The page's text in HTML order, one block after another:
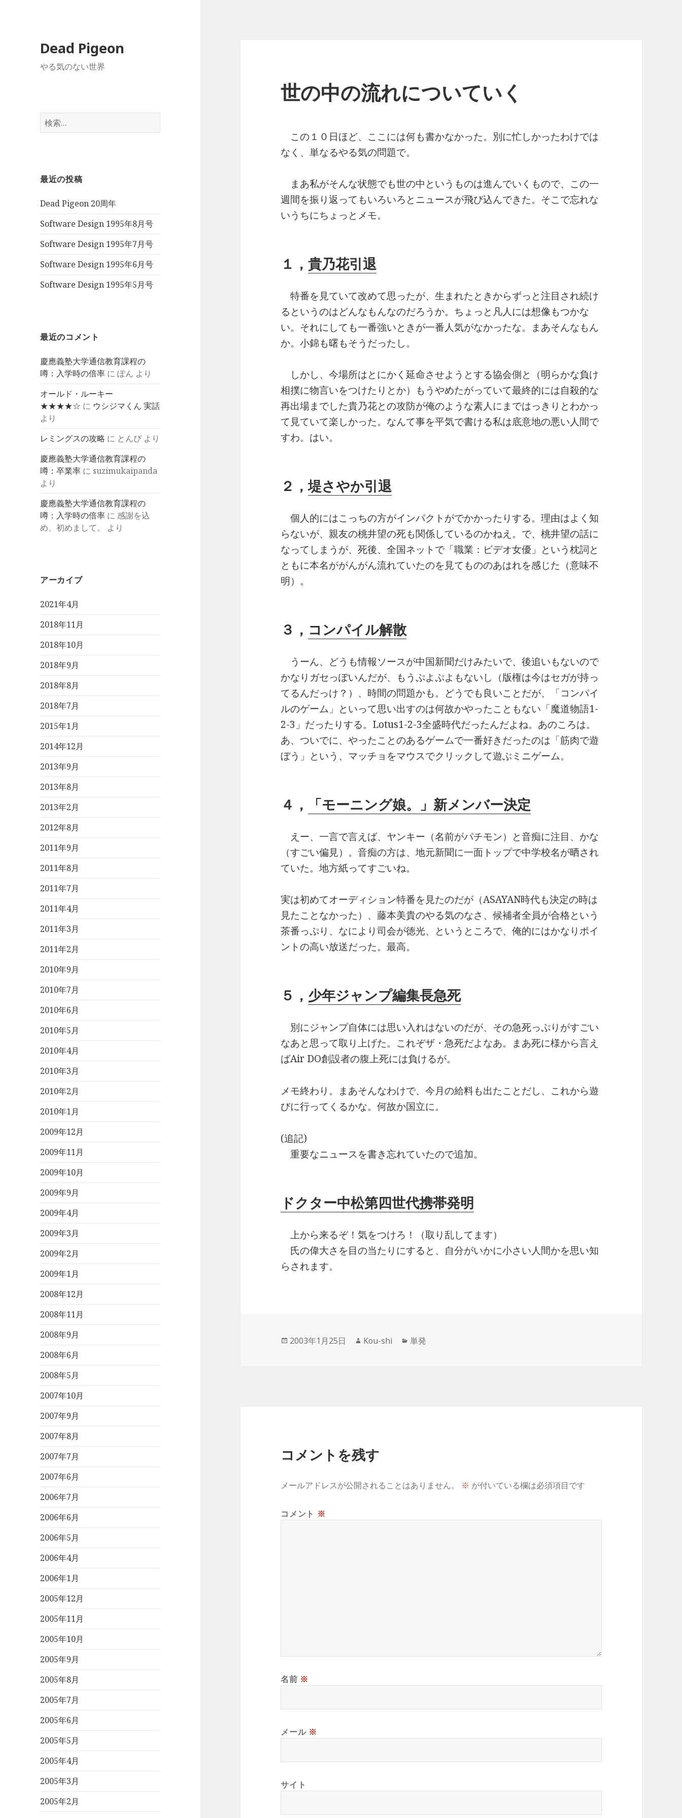
Dead Pigeon
やる気のない世界
検
索:
最近の投稿
Dead Pigeon 20周年
Software Design 1995年8月号
Software Design 1995年7月号
Software Design 1995年6月号
Software Design 1995年5月号
最近のコメント
慶應義塾大学通信教育課程の
噂：入学時の倍率 にぽん より
オールド・ルーキー
★★★★☆ に ウシジマくん 実話
より
レミングスの攻略 に とんび より
慶應義塾大学通信教育課程の
噂：卒業率 に suzimukaipanda
より
慶應義塾大学通信教育課程の
噂：入学時の倍率 に 感謝を込
め、初めまして。
より
アーカイブ
2021年4月
2018年11月
2018年10月
2018年9月
2018年8月
2018年7月
2015年1月
2014年12月
2013年9月
2013年8月
2013年2月
2012年8月
2011年9月
2011年8月
2011年7月
2011年4月
2011年3月
2011年2月
2010年9月
2010年7月
2010年6月
2010年5月
2010年4月
2010年3月
2010年2月
2010年1月
2009年12月
2009年11月
2009年10月
2009年9月
2009年4月
2009年3月
2009年2月
2009年1月
2008年12月
2008年11月
2008年9月
2008年6月
2008年5月
2007年10月
2007年9月
2007年8月
2007年7月
2007年6月
2006年7月
2006年6月
2006年5月
2006年4月
2006年1月
2005年12月
2005年11月
2005年10月
2005年9月
2005年8月
2005年7月
2005年6月
2005年5月
2005年4月
2005年3月
2005年2月
世の中の流れについていく
この１０日ほど、ここには何も書かなかった。別に忙しかったわけでは
なく、単なるやる気の問題で。
まあ私がそんな状態でも世の中というものは進んでいくもので、この一
週間を振り返ってもいろいろとニュースが飛び込んできた。そこで忘れな
いうちにちょっとメモ。
１，貴乃花引退
特番を見ていて改めて思ったが、生まれたときからずっと注目され続け
るというのはどんなもんなのだろうか。ちょっと凡人には想像もつかな
い。それにしても一番強いときが一番人気がなかったな。まあそんなもん
か。小錦も曙もそうだったし。
しかし、今場所はとにかく延命させようとする協会側と（明らかな負け
相撲に物言いをつけたりとか）もうやめたがっていて最終的には自殺的な
再出場までした貴乃花との攻防が俺のような素人にまではっきりとわかっ
て見ていて楽しかった。なんて事を平気で書ける私は底意地の悪い人間で
すわ。はい。
２，堤さやか引退
個人的にはこっちの方がインパクトがでかかったりする。理由はよく知
らないが、親友の桃井望の死も関係しているのかねえ。で、桃井望の話に
なってしまうが、死後、全国ネットで「職業：ビデオ女優」という枕詞と
ともに本名ががんがん流れていたのを見てもののあはれを感じた（意味不
明）。
３， コンパイル解散
うーん、どうも情報ソースが中国新聞だけみたいで、後追いもないので
かなりガセっぽいんだが、もうぷよぷよもないし（版権は今はセガが持っ
てるんだっけ？）、時間の問題かも。どうでも良いことだが、「コンパイ
ルのゲーム」といって思い出すのは何故かやったこともない「魔道物語1-
2-3」だったりする。Lotus1-2-3全盛時代だったんだよね。あのころは。
あ、ついでに、やったことのあるゲームで一番好きだったのは「筋肉で遊
ぼう」という、マッチョをマウスでクリックして遊ぶミニゲーム。
４， 「モーニング娘。」新メンバー決定
えー、一言で言えば、ヤンキー（名前がパチモン）と音痴に注目、かな
（すごい偏見）。音痴の方は、地元新聞に一面トップで中学校名が晒され
ていた。地方紙ってすごいね。
実は初めてオーディション特番を見たのだが（ASAYAN時代も決定の時は
見たことなかった）、藤本美貴のやる気のなさ、候補者全員が合格という
茶番っぷり、なにより司会が徳光、というところで、俺的にはかなりポイ
ントの高い放送だった。最高。
５， 少年ジャンプ編集長急死
別にジャンプ自体には思い入れはないのだが、その急死っぷりがすごい
なあと思って取り上げた。これぞザ・急死だよなあ。まあ死に様から言え
ばAir DO創設者の腹上死には負けるが。
メモ終わり。まあそんなわけで、今月の給料も出たことだし、これから遊
びに行ってくるかな。何故か国立に。
(追記)
重要なニュースを書き忘れていたので追加。
ドクター中松第四世代携帯発明
上から来るぞ！気をつけろ！（取り乱してます）
氏の偉大さを目の当たりにすると、自分がいかに小さい人間かを思い知
らされます。
投
2003年1月25日
作
Kou-shi
カ
単発
コメントを残す
メールアドレスが公開されることはありません。 ※ が付いている欄は必須項目です
コメント ※
名前 ※
メール ※
サイト